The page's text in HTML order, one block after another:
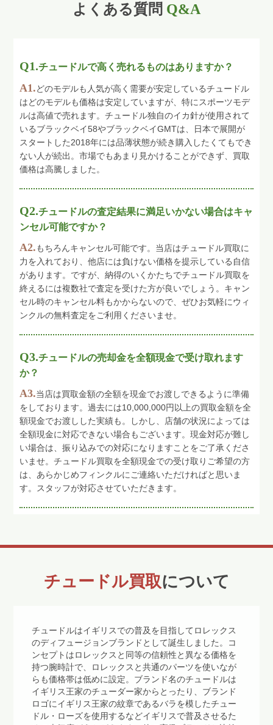
よくある質問 Q&A
Q1.チュードルで高く売れるものはありますか？
A1.どのモデルも人気が高く需要が安定しているチュードル
はどのモデルも価格は安定していますが、特にスポーツモデ
ルは高値で売れます。チュードル独自のイカ針が使用されて
いるブラックベイ58やブラックベイGMTは、日本で展開が
スタートした2018年には品薄状態が続き購入したくてもでき
ない人が続出。市場でもあまり見かけることができず、買取
価格は高騰しました。
Q2.チュードルの査定結果に満足いかない場合はキャ
ンセル可能ですか？
A2.もちろんキャンセル可能です。当店はチュードル買取に
力を入れており、他店には負けない価格を提示している自信
があります。ですが、納得のいくかたちでチュードル買取を
終えるには複数社で査定を受けた方が良いでしょう。キャン
セル時のキャンセル料もかからないので、ぜひお気軽にウィ
ンクルの無料査定をご利用くださいませ。
Q3.チュードルの売却金を全額現金で受け取れます
か？
A3.当店は買取金額の全額を現金でお渡しできるように準備
をしております。過去には10,000,000円以上の買取金額を全
額現金でお渡しした実績も。しかし、店舗の状況によっては
全額現金に対応できない場合もございます。現金対応が難し
い場合は、振り込みでの対応になりますことをご了承くださ
いませ。チュードル買取を全額現金での受け取りご希望の方
は、あらかじめフィンクルにご連絡いただければと思いま
す。スタッフが対応させていただきます。
チュードル買取について
チュードルはイギリスでの普及を目指してロレックス
のディフュージョンブランドとして誕生しました。コ
ンセプトはロレックスと同等の信頼性と異なる価格を
持つ腕時計で、ロレックスと共通のパーツを使いなが
らも価格帯は低めに設定。ブランド名のチュードルは
イギリス王家のチューダー家からとったり、ブランド
ロゴにイギリス王家の紋章であるバラを模したチュー
ドル・ローズを使用するなどイギリスで普及させるた